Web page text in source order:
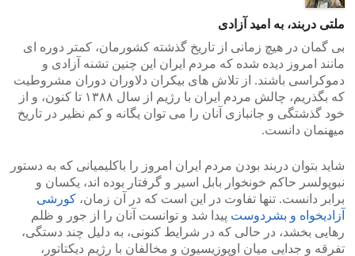
ملتی دربند، به امید آزادی
بی گمان در هیچ زمانی از تاریخ گذشته کشورمان، کمتر دوره ای
مانند امروز دیده شده که مردم ایران این چنین تشنه آزادی و
دموکراسی باشند. از تلاش های بیکران دلاوران دوران مشروطیت
که بگذریم، چالش مردم ایران با رژیم از سال ۱۳۸۸ تا کنون، و از
خود گذشتگی و جانبازی آنان را می توان یگانه و کم نظیر در تاریخ
میهنمان دانست.
شاید بتوان دربند بودن مردم ایران امروز را باکلیمیانی که به دستور
نبوپولسر حاکم خونخوار بابل اسیر و گرفتار بوده اند، یکسان و
برابر دانست. تنها تفاوت در این است که در آن زمان، کورشی
آزادیخواه و بشردوست پیدا شد و توانست آنان را از جور و ظلم
رهایی بخشد، در حالی که در شرایط کنونی، به دلیل چند دستگی،
تفرقه و جدایی میان اوپوزیسیون و مخالفان با رژیم دیکتاتور،